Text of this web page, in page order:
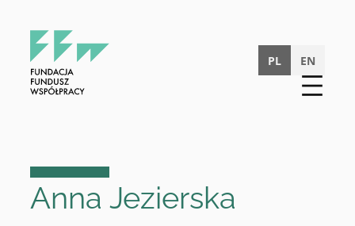
PL
EN
Anna Jezierska